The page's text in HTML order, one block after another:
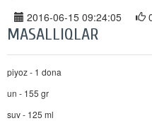
2016-06-15 09:24:05
MASALLIQLAR
piyoz - 1 dona
un - 155 gr
suv - 125 ml